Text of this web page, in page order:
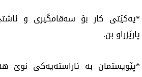
*یه‌كێتی‌ كار بۆ سه‌قامگیری‌ و
پارێزراو بن.
*پێویستمان به‌ ئاراسته‌یه‌كی‌ نوێ